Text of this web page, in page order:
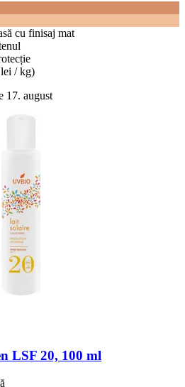
cu finisaj mat
/ kg)
17. august
LSF 20, 100 ml